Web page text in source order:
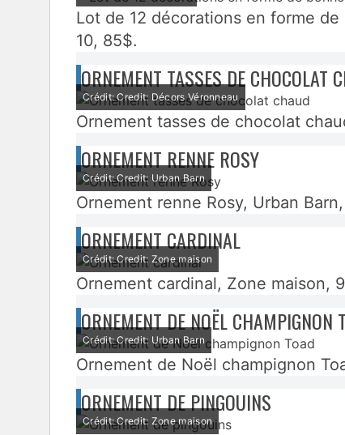
Lot de 12 décorations en forme
10, 85$.
ORNEMENT TASSES DE CHOCOLAT
Crédit: Credit: Décors Véronneau
Ornement tasses de chocolat
ORNEMENT RENNE ROSY
Crédit: Credit: Urban Barn
Ornement renne Rosy, Urban
ORNEMENT CARDINAL
Crédit: Credit: Zone maison
Ornement cardinal, Zone maison,
ORNEMENT DE NOËL CHAMPIGNON
Crédit: Credit: Urban Barn
Ornement de Noël champignon
ORNEMENT DE PINGOUINS
Crédit: Credit: Zone maison